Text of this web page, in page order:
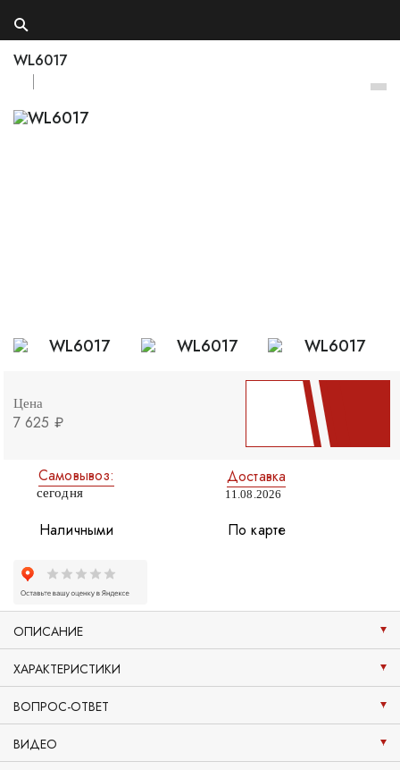
WL6017
Цена
7 625 ₽
Самовывоз:
сегодня
Доставка
11.08.2026
Наличными По карте
ОПИСАНИЕ
ХАРАКТЕРИСТИКИ
ВОПРОС-ОТВЕТ
ВИДЕО